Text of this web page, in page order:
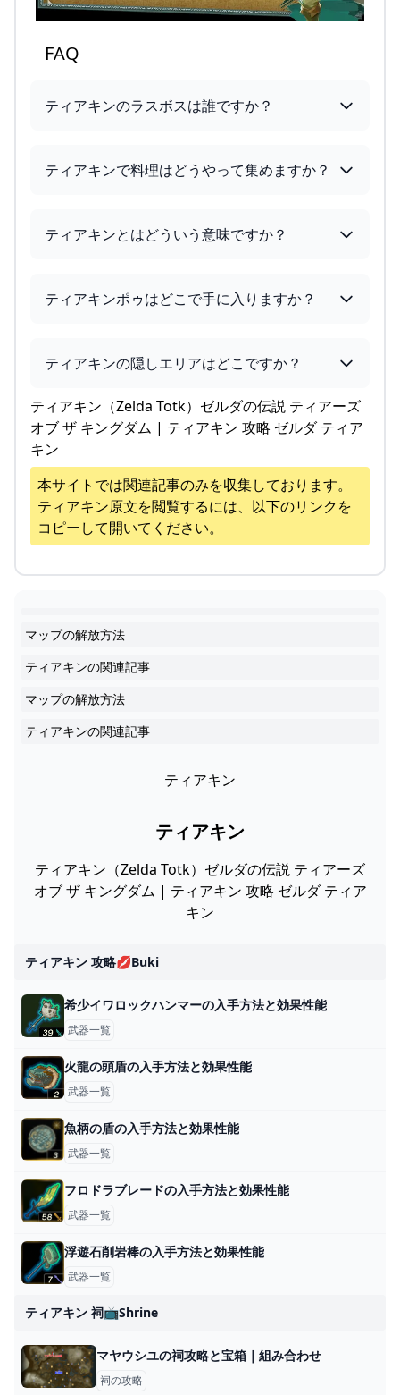
FAQ
ティアキンのラスボスは誰ですか？
ティアキンで料理はどうやって集めますか？
ティアキンとはどういう意味ですか？
ティアキンポゥはどこで手に入りますか？
ティアキンの隠しエリアはどこですか？
ティアキン（Zelda Totk）ゼルダの伝説 ティアーズ
オブ ザ キングダム | ティアキン 攻略 ゼルダ ティア
キン
本サイトでは関連記事のみを収集しております。
ティアキン原文を閲覧するには、以下のリンクを
コピーして開いてください。
マップの解放方法
ティアキンの関連記事
マップの解放方法
ティアキンの関連記事
ティアキン
ティアキン
ティアキン（Zelda Totk）ゼルダの伝説 ティアーズ
オブ ザ キングダム | ティアキン 攻略 ゼルダ ティア
キン
ティアキン 攻略💋buki
希少イワロックハンマーの入手方法と効果性能
武器一覧
火龍の頭盾の入手方法と効果性能
武器一覧
魚柄の盾の入手方法と効果性能
武器一覧
フロドラブレードの入手方法と効果性能
武器一覧
浮遊石削岩棒の入手方法と効果性能
武器一覧
ティアキン 祠📺shrine
マヤウシユの祠攻略と宝箱｜組み合わせ
祠の攻略